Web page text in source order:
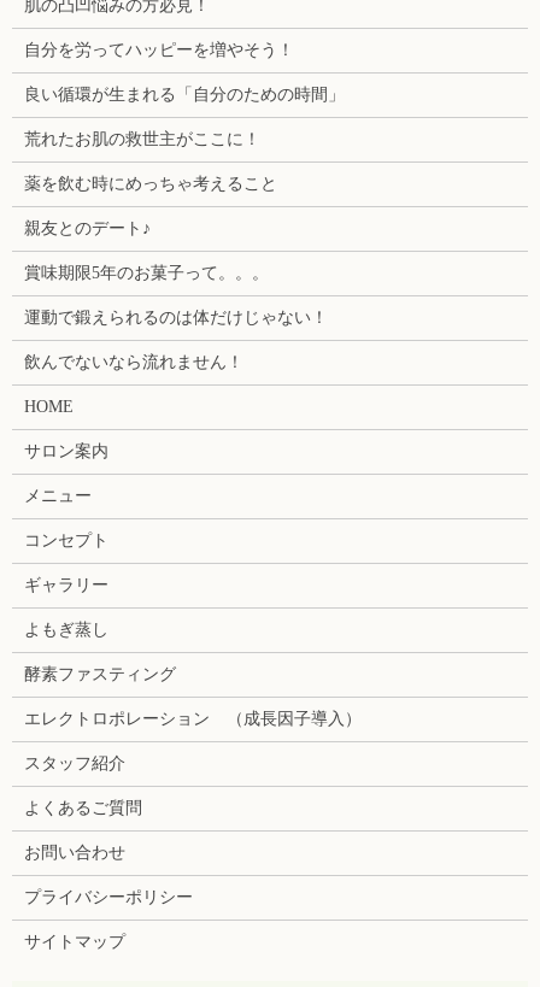
肌の凸凹悩みの方必見！
自分を労ってハッピーを増やそう！
良い循環が生まれる「自分のための時間」
荒れたお肌の救世主がここに！
薬を飲む時にめっちゃ考えること
親友とのデート♪
賞味期限5年のお菓子って。。。
運動で鍛えられるのは体だけじゃない！
飲んでないなら流れません！
HOME
サロン案内
メニュー
コンセプト
ギャラリー
よもぎ蒸し
酵素ファスティング
エレクトロポレーション （成長因子導入）
スタッフ紹介
よくあるご質問
お問い合わせ
プライバシーポリシー
サイトマップ